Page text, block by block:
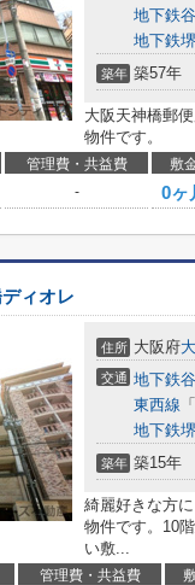
地下鉄
地下鉄
築年 築57年
大阪天神橋郵
物件です。
管理費・共益費 敷
- 0ヶ
ィオレ
住所 大阪府
交通 地下鉄
東西線 「
地下鉄
築年 築15年
綺麗好きな方
物件です。10
い敷...
管理費・共益費